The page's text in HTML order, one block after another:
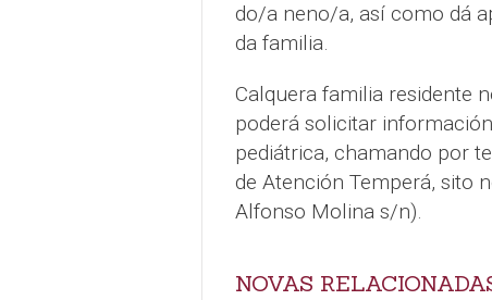
do/a neno/a, así como dá
da familia.
Calquera familia residente
poderá solicitar
pediátrica, chamando por
de Atención Temperá, sito
Alfonso Molina s/n).
NOVAS